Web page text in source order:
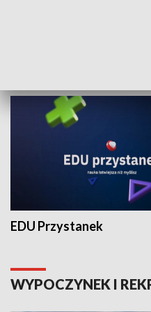
EDU Przystanek
WYPOCZYNEK I